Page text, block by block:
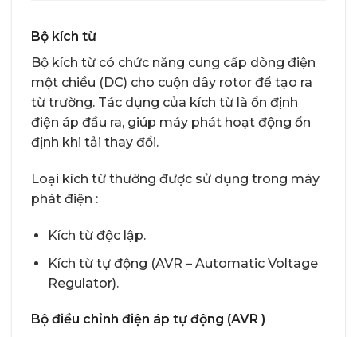
Bộ kích từ
Bộ kích từ có chức năng cung cấp dòng điện
một chiều (DC) cho cuộn dây rotor để tạo ra
từ trường. Tác dụng của kích từ là ổn định
điện áp đầu ra, giúp máy phát hoạt động ổn
định khi tải thay đổi.
Loại kích từ thường được sử dụng trong máy
phát điện :
Kích từ độc lập.
Kích từ tự động (AVR – Automatic Voltage
Regulator).
Bộ điều chỉnh điện áp tự động (AVR )